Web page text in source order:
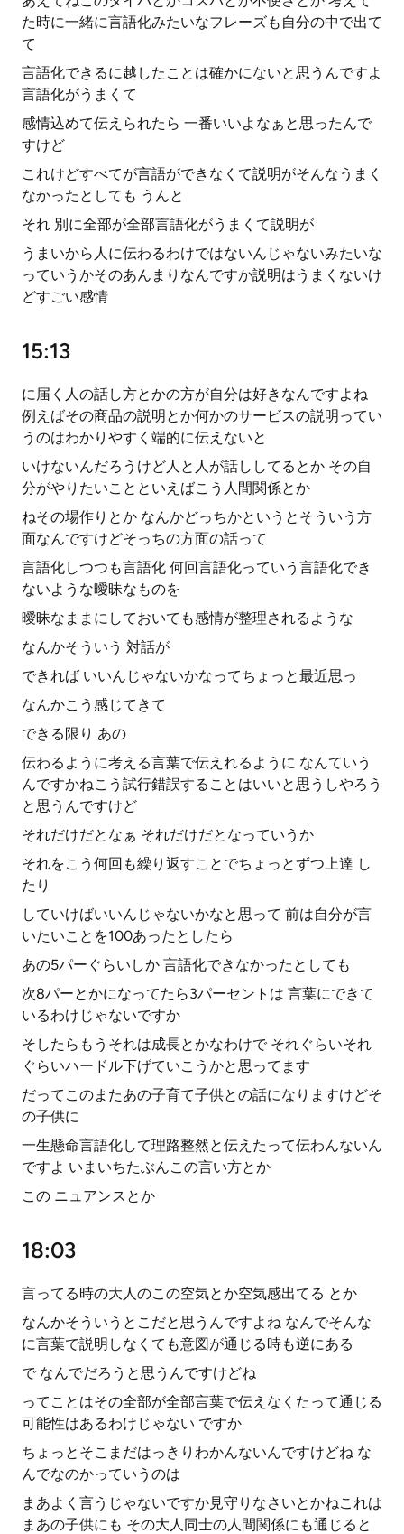
た時に一緒に言語化みたいなフレーズも自分の中で出て
て
言語化できるに越したことは確かにないと思うんですよ
言語化がうまくて
感情込めて伝えられたら 一番いいよなぁと思ったんで
すけど
これけどすべてが言語ができなくて説明がそんなうまく
なかったとしても うんと
それ 別に全部が全部言語化がうまくて説明が
うまいから人に伝わるわけではないんじゃないみたいな
っていうかそのあんまりなんですか説明はうまくないけ
どすごい感情
15:13
に届く人の話し方とかの方が自分は好きなんですよね
例えばその商品の説明とか何かのサービスの説明ってい
うのはわかりやすく端的に伝えないと
いけないんだろうけど人と人が話ししてるとか その自
分がやりたいことといえばこう人間関係とか
ねその場作りとか なんかどっちかというとそういう方
面なんですけどそっちの方面の話って
言語化しつつも言語化 何回言語化っていう言語化でき
ないような曖昧なものを
曖昧なままにしておいても感情が整理されるような
なんかそういう 対話が
できれば いいんじゃないかなってちょっと最近思っ
なんかこう感じてきて
できる限り あの
伝わるように考える言葉で伝えれるように なんていう
んですかねこう試行錯誤することはいいと思うしやろう
と思うんですけど
それだけだとなぁ それだけだとなっていうか
それをこう何回も繰り返すことでちょっとずつ上達 し
たり
していけばいいんじゃないかなと思って 前は自分が言
いたいことを100あったとしたら
あの5パーぐらいしか 言語化できなかったとしても
次8パーとかになってたら3パーセントは 言葉にできて
いるわけじゃないですか
そしたらもうそれは成長とかなわけで それぐらいそれ
ぐらいハードル下げていこうかと思ってます
だってこのまたあの子育て子供との話になりますけどそ
の子供に
一生懸命言語化して理路整然と伝えたって伝わんないん
ですよ いまいちたぶんこの言い方とか
この ニュアンスとか
18:03
言ってる時の大人のこの空気とか空気感出てる とか
なんかそういうとこだと思うんですよね なんでそんな
に言葉で説明しなくても意図が通じる時も逆にある
で なんでだろうと思うんですけどね
ってことはその全部が全部言葉で伝えなくたって通じる
可能性はあるわけじゃない ですか
ちょっとそこまだはっきりわかんないんですけどね な
んでなのかっていうのは
まあよく言うじゃないですか見守りなさいとかねこれは
まあの子供にも その大人同士の人間関係にも通じると